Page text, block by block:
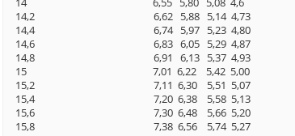
14,2 6,62 5,88 5,14 4,73
14,4 6,74 5,97 5,23 4,80
14,6 6,83 6,05 5,29 4,87
14,8 6,91 6,13 5,37 4,93
15 7,01 6,22 5,42 5,00
15,2 7,11 6,30 5,51 5,07
15,4 7,20 6,38 5,58 5,13
15,6 7,30 6,48 5,66 5,20
15,8 7,38 6,56 5,74 5,27